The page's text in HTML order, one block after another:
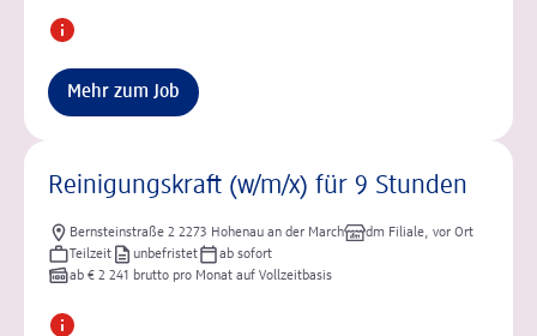
Mehr zum Job
Reinigungskraft (w/m/x) für 9 Stunden
Bernsteinstraße 2 2273 Hohenau an der March
dm Filiale, vor Ort
Teilzeit
unbefristet
ab sofort
ab € 2 241 brutto pro Monat auf Vollzeitbasis